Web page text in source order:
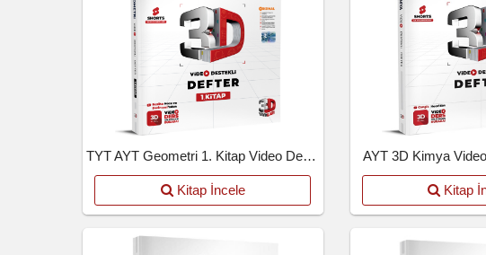
TYT AYT Geometri 1. Kitap Video Destekli Defter
Kitap İncele
AYT 3D Kimya
Kitap